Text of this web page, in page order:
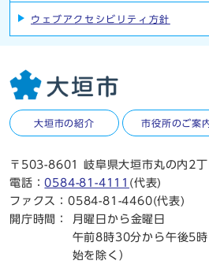
ウェブアクセシビリティ方針
大垣市の紹介 市役所のご案
〒503-8601 岐阜県大垣市丸の内2
電話：0584-81-4111 (代表)
ファクス：0584-81-4460(代表)
開庁時間：
月曜日から金曜日
午前8時30分から午後5
始を除く）